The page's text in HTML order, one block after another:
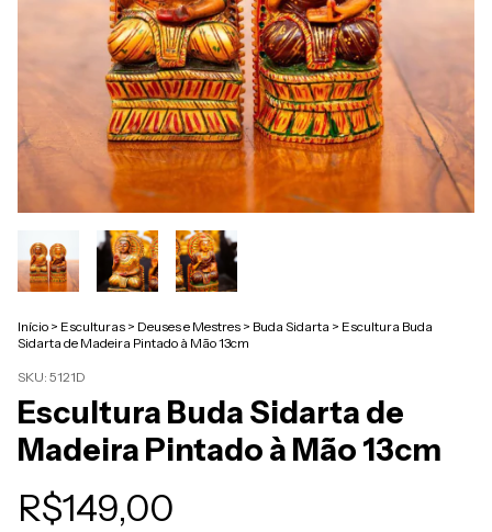
Início > Esculturas > Deuses e Mestres > Buda Sidarta > Escultura Buda
Sidarta de Madeira Pintado à Mão 13cm
SKU: 5121D
Escultura Buda Sidarta de
Madeira Pintado à Mão 13cm
R$149,00